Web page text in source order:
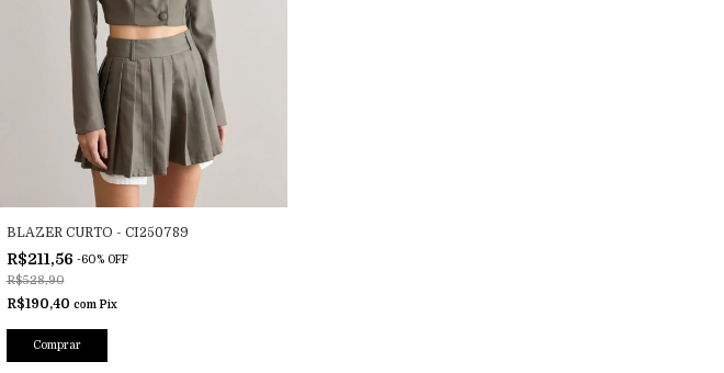
BLAZER CURTO - CI250789
R$211,56 -60% OFF
R$528,90
R$190,40 com Pix
Comprar